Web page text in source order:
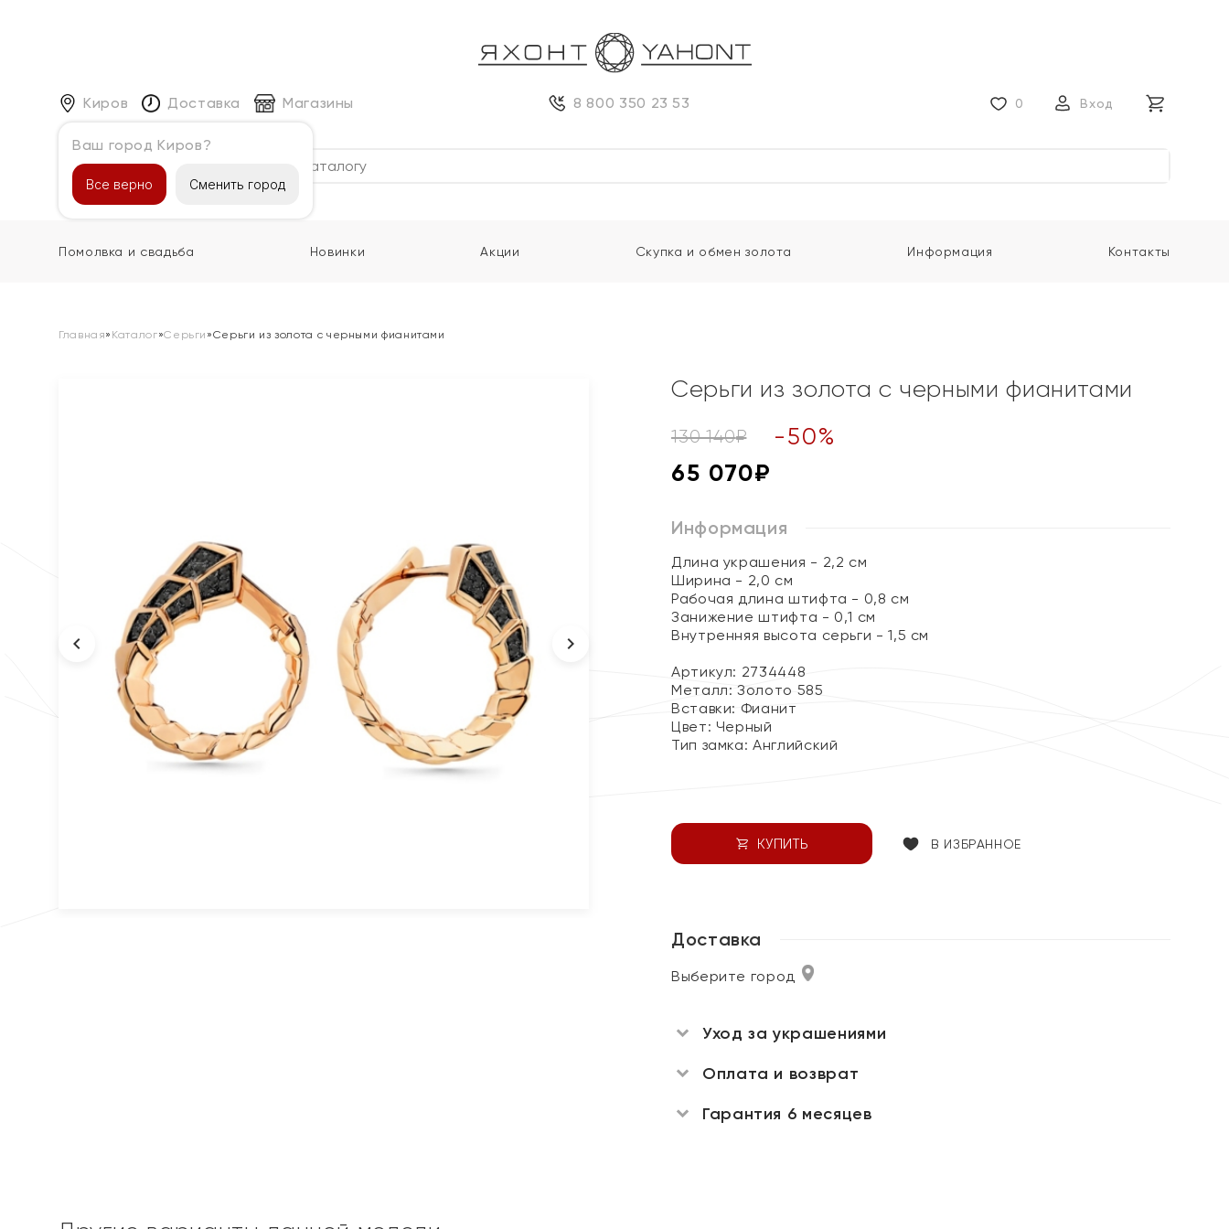
Киров
Ваш город Киров?
Все верно Сменить город
Доставка Магазины 8 800 350 23 53 0 Вход
Каталог
Помолвка и свадьба Новинки Акции Скупка и обмен золота Информация Контакты
Главная» Каталог»Серьги »Серьги из золота с черными фианитами
Серьги из золота с черными фианитами
130 140₽ -50%
65 070₽
Информация
Длина украшения - 2,2 см
Ширина - 2,0 см
Рабочая длина штифта - 0,8 см
Занижение штифта - 0,1 см
Внутренняя высота серьги - 1,5 см
Артикул: 2734448
Металл:Золото 585
Вставки: Фианит
Цвет: Черный
Тип замка:Английский
КУПИТЬ В ИЗБРАННОЕ
Доставка
Выберите город
Уход за украшениями
Оплата и возврат
Гарантия 6 месяцев